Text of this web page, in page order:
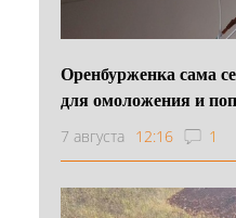
Оренбурженка сама
для омоложения и
7 августа 12:16 1